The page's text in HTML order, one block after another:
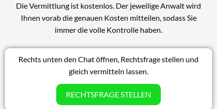
Die Vermittlung ist kostenlos. Der jeweilige Anwalt wird
Ihnen vorab die genauen Kosten mitteilen, sodass Sie
immer die volle Kontrolle haben.
Rechts unten den Chat öffnen, Rechtsfrage stellen und
gleich vermitteln lassen.
RECHTSFRAGE STELLEN